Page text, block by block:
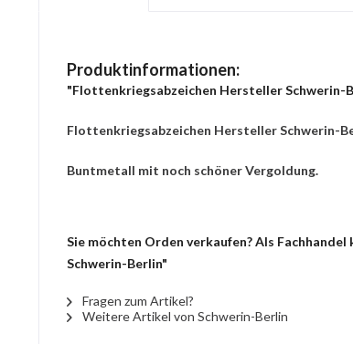
Produktinformationen:
"Flottenkriegsabzeichen Hersteller Schwerin-
Flottenkriegsabzeichen Hersteller Schwerin-
Buntmetall mit noch schöner Vergoldung.
Sie möchten Orden verkaufen? Als
Schwerin-Berlin"
Fragen zum Artikel?
Weitere Artikel von Schwerin-Berlin